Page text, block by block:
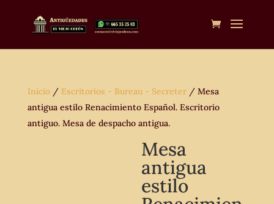
Inicio/ Escritorios - Bureau - Secreter/ Mesa
antigua estilo Renacimiento Español. Escritorio
antiguo. Mesa de despacho antigua.
Mesa
antigua
estilo